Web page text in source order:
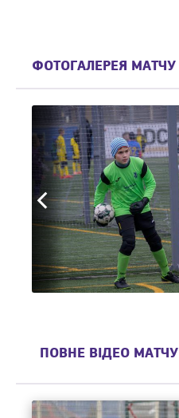
ФОТОГАЛЕРЕЯ МАТЧУ
ПОВНЕ ВІДЕО МАТЧУ